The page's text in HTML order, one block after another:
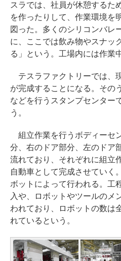
スラでは、社員が休憩するた
を作ったりして、作業環境を
図った。多くのシリコンバレ
に、ここでは飲み物やスナッ
る」という。工場内には作業
テスラファクトリーでは、
が完成することになる。その
などを行うスタンプセンター
う。
組立作業を行うボディーセ
分、右のドア部分、左のドア
流れており、それぞれに組立
自動車として完成させていく
ボットによって行われる。工
入や、ロボットやツールのメ
われており、ロボットの数は
れているという。